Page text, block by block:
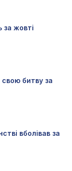
жовті
битву за
вболівав за